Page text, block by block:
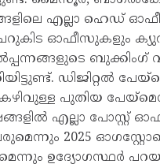
എല്ലാ ഹെഡ്
ഓഫീസുകളും
ബുക്കിംഗ്
ഡിജിറ്റൽ
പുതിയ
എല്ലാ പോസ്റ്റ്
2025
ഉദ്യോഗസ്ഥർ